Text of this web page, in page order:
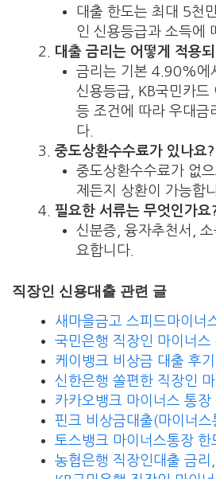
대출 한도는 최대 5천
인 신용등급과 소득에
대출 금리는 어떻게 적용
금리는 기본 4.90%에
신용등급, KB국민카드
등 조건에 따라 우대금
다.
중도상환수수료가 있나요?
중도상환수수료가 없
제든지 상환이 가능합
필요한 서류는 무엇인가요
신분증, 융자추천서,
요합니다.
직장인 신용대출 관련 글
새마을금고 스피드마이너
국민은행 직장인 마이너스
케이뱅크 비상금 대출 후기
신한은행 쏠편한 직장인
카카오뱅크 마이너스 통장
핀크 비상금대출(마이너스
토스뱅크 마이너스통장 한
농협은행 직장인대출 금리